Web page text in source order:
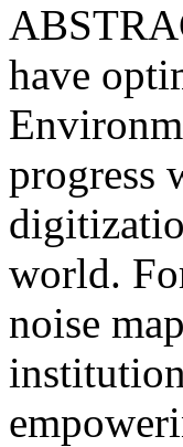
have
progress
world.
noise